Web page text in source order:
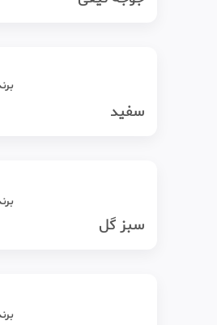
سفید
سبز گل